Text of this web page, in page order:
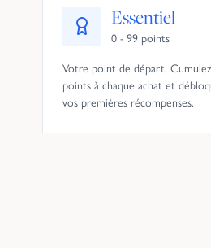
Essentiel
0 - 99 points
Votre point de départ.
points à chaque achat et
vos premières récompenses.